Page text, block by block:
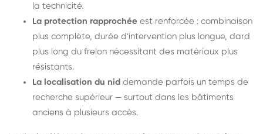
la technicité.
La protection rapprochée est renforcée : combinaison
plus complète, durée d'intervention plus longue, dard
plus long du frelon nécessitant des matériaux plus
résistants.
La localisation du nid demande parfois un temps de
recherche supérieur — surtout dans les bâtiments
anciens à plusieurs accès.